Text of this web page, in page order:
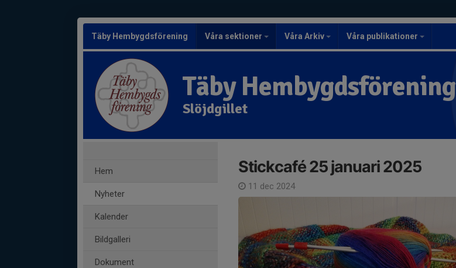
Täby Hembygdsförening Våra sektioner Våra Arkiv Våra publikationer
Täby Hembygdsförening
Slöjdgillet
Hem
Nyheter
Kalender
Bildgalleri
Dokument
Stickcafé 25 januari 2025
11 dec 2024